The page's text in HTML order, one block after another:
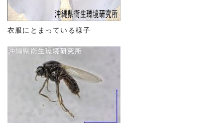
衣服にとまっている様子